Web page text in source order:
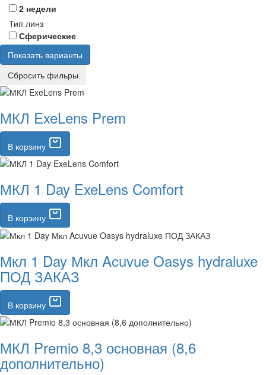
2 недели
Тип линз
Сферические
МКЛ ExeLens Prem
В корзину
МКЛ 1 Day ExeLens Comfort
В корзину
Мкл 1 Day Мкл Acuvue Oasys hydraluxe
ПОД ЗАКАЗ
В корзину
МКЛ Premio 8,3 основная (8,6
дополнительно)